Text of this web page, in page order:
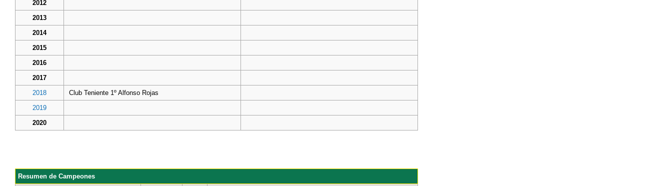
2012
2013
2014
2015
2016
2017
2018
Club Teniente 1º Alfonso Rojas
2019
2020
Resumen de Campeones